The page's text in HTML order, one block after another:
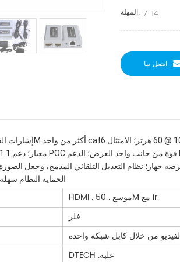
المهلة: 7-14
اتصل بنا
وعرضه جهاز؛ نظام التعديل التلقائي المدمج، وجعل
HDMI . موسع . 50M مع ir.
فلز
من خلال كابل شبكة واحدة
DTECH .علبة